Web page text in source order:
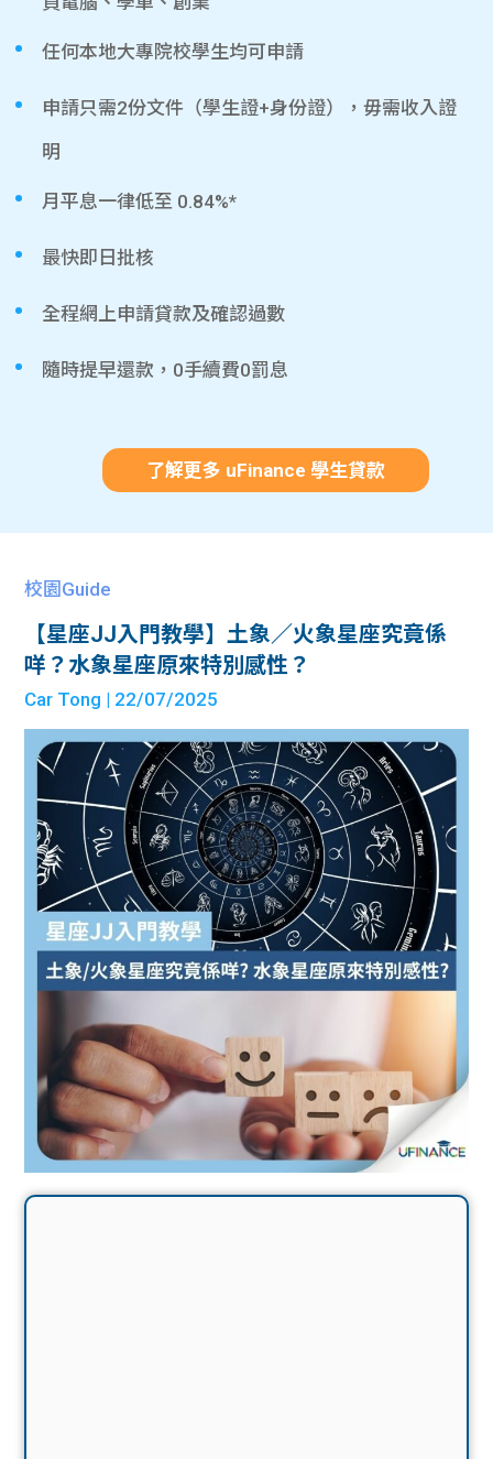
任何本地大專院校學生均可申請
申請只需2份文件（學生證+身份證），毋需收入證
明
月平息一律低至 0.84%*
最快即日批核
全程網上申請貸款及確認過數
隨時提早還款，0手續費0罰息
了解更多 uFinance 學生貸款
校園Guide
【星座JJ入門教學】土象／火象星座究竟係
咩？水象星座原來特別感性？
Car Tong | 22/07/2025